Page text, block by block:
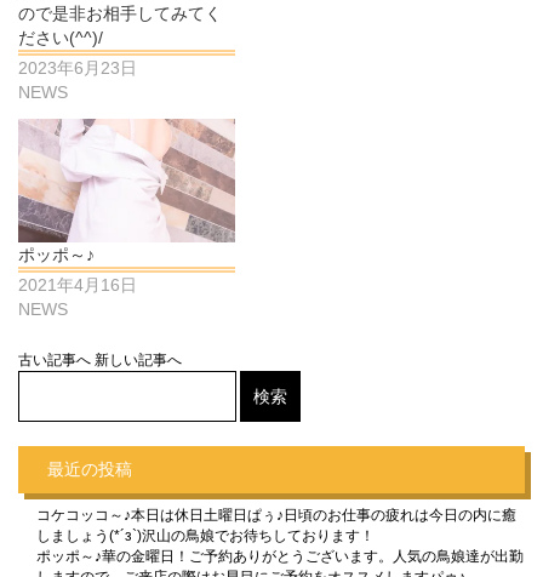
ので是非お相手してみてく
ださい(^^)/
2023年6月23日
NEWS
ポッポ～♪
2021年4月16日
NEWS
古い記事へ 新しい記事へ
最近の投稿
コケコッコ～♪本日は休日土曜日ぱぅ♪日頃のお仕事の疲れは今日の内に癒
しましょう(*´з`)沢山の鳥娘でお待ちしております！
ポッポ～♪華の金曜日！ご予約ありがとうございます。人気の鳥娘達が出勤